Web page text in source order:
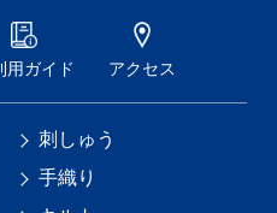
用ガイド アクセス
刺しゅう
手織り